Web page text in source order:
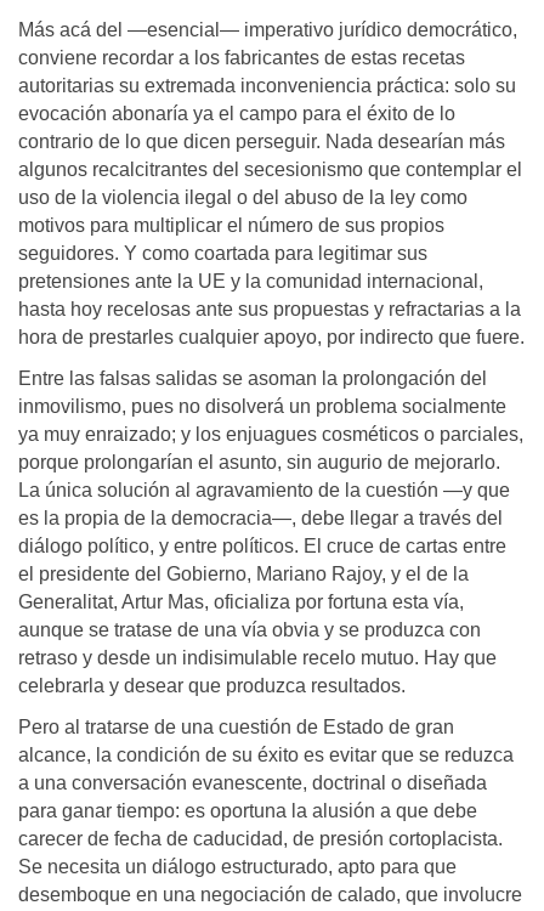
Más acá del —esencial— imperativo jurídico democrático,
conviene recordar a los fabricantes de estas recetas
autoritarias su extremada inconveniencia práctica: solo su
evocación abonaría ya el campo para el éxito de lo
contrario de lo que dicen perseguir. Nada desearían más
algunos recalcitrantes del secesionismo que contemplar el
uso de la violencia ilegal o del abuso de la ley como
motivos para multiplicar el número de sus propios
seguidores. Y como coartada para legitimar sus
pretensiones ante la UE y la comunidad internacional,
hasta hoy recelosas ante sus propuestas y refractarias a la
hora de prestarles cualquier apoyo, por indirecto que fuere.
Entre las falsas salidas se asoman la prolongación del
inmovilismo, pues no disolverá un problema socialmente
ya muy enraizado; y los enjuagues cosméticos o parciales,
porque prolongarían el asunto, sin augurio de mejorarlo.
La única solución al agravamiento de la cuestión —y que
es la propia de la democracia—, debe llegar a través del
diálogo político, y entre políticos. El cruce de cartas entre
el presidente del Gobierno, Mariano Rajoy, y el de la
Generalitat, Artur Mas, oficializa por fortuna esta vía,
aunque se tratase de una vía obvia y se produzca con
retraso y desde un indisimulable recelo mutuo. Hay que
celebrarla y desear que produzca resultados.
Pero al tratarse de una cuestión de Estado de gran
alcance, la condición de su éxito es evitar que se reduzca
a una conversación evanescente, doctrinal o diseñada
para ganar tiempo: es oportuna la alusión a que debe
carecer de fecha de caducidad, de presión cortoplacista.
Se necesita un diálogo estructurado, apto para que
desemboque en una negociación de calado, que involucre